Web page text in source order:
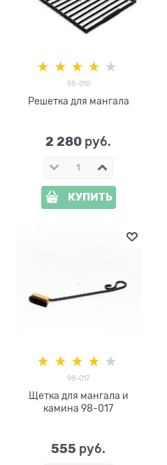
98-010
Решетка для мангала
2 280 руб.
КУПИТЬ
98-017
Щетка для мангала и
камина 98-017
555 руб.